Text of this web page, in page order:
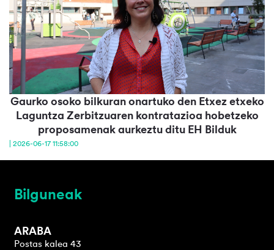
Gaurko osoko bilkuran onartuko den Etxez etxeko
Laguntza Zerbitzuaren kontratazioa hobetzeko
proposamenak aurkeztu ditu EH Bilduk
| 2026-06-17 11:58:00
Bilguneak
ARABA
Postas kalea 43